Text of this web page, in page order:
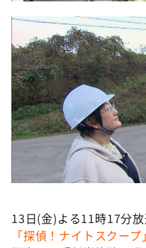
13日(金)よる11時17分
「探偵！ナイトスクープ」